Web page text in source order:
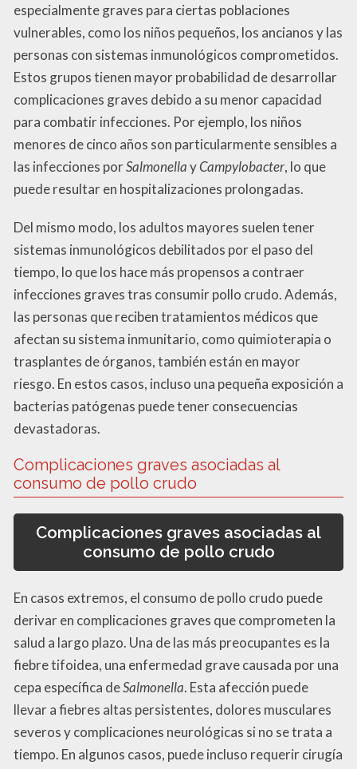
especialmente graves para ciertas poblaciones
vulnerables, como los niños pequeños, los ancianos y las
personas con sistemas inmunológicos comprometidos.
Estos grupos tienen mayor probabilidad de desarrollar
complicaciones graves debido a su menor capacidad
para combatir infecciones. Por ejemplo, los niños
menores de cinco años son particularmente sensibles a
las infecciones porSalmonellayCampylobacter, lo que
puede resultar en hospitalizaciones prolongadas.
Del mismo modo, los adultos mayores suelen tener
sistemas inmunológicos debilitados por el paso del
tiempo, lo que los hace más propensos a contraer
infecciones graves tras consumir pollo crudo. Además,
las personas que reciben tratamientos médicos que
afectan su sistema inmunitario, como quimioterapia o
trasplantes de órganos, también están en mayor
riesgo. En estos casos, incluso una pequeña exposición a
bacterias patógenas puede tener consecuencias
devastadoras.
Complicaciones graves asociadas al
consumo de pollo crudo
Complicaciones graves asociadas al
consumo de pollo crudo
En casos extremos, el consumo de pollo crudo puede
derivar en complicaciones graves que comprometen la
salud a largo plazo. Una de las más preocupantes es la
fiebre tifoidea, una enfermedad grave causada por una
cepa específica deSalmonella. Esta afección puede
llevar a fiebres altas persistentes, dolores musculares
severos y complicaciones neurológicas si no se trata a
tiempo. En algunos casos, puede incluso requerir cirugía